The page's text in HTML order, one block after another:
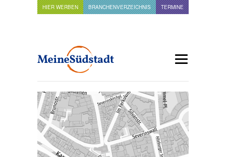
HIER WERBEN BRANCHENVERZEICHNIS TERMINE